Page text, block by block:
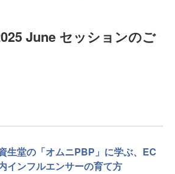
June セッションのご
生堂の「オムニPBP」に学ぶ、EC
インフルエンサーの育て方